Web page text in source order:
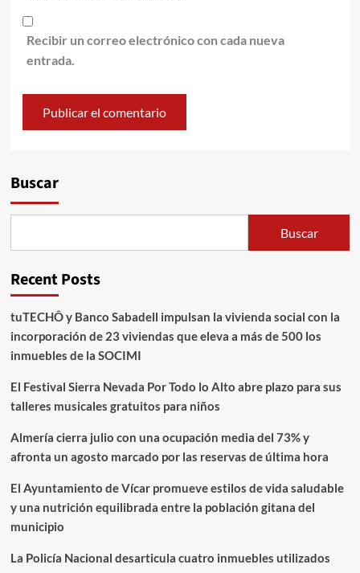
Recibir un correo electrónico con cada nueva
entrada.
Buscar
Buscar
Recent Posts
tuTECHÔ y Banco Sabadell impulsan la vivienda social con la
incorporación de 23 viviendas que eleva a más de 500 los
inmuebles de la SOCIMI
El Festival Sierra Nevada Por Todo lo Alto abre plazo para sus
talleres musicales gratuitos para niños
Almería cierra julio con una ocupación media del 73% y
afronta un agosto marcado por las reservas de última hora
El Ayuntamiento de Vícar promueve estilos de vida saludable
y una nutrición equilibrada entre la población gitana del
municipio
La Policía Nacional desarticula cuatro inmuebles utilizados